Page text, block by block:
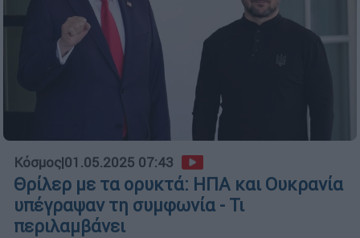
Κόσμος|01.05.2025 07:43
Θρίλερ με τα ορυκτά: ΗΠΑ και Ουκρανία
υπέγραψαν τη συμφωνία - Τι
περιλαμβάνει